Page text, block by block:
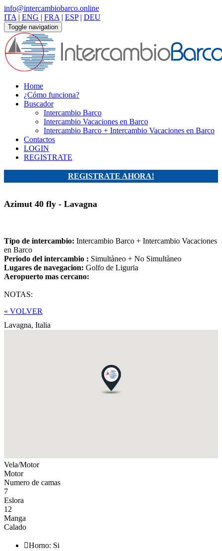
info@intercambiobarco.online
ITA | ENG | FRA | ESP| DEU
Toggle navigation
Home
¿Cómo funciona?
Buscador
Intercambio Barco
Intercambio Vacaciones en Barco
Intercambio Barco + Intercambio Vacaciones en Barco
Contactos
LOGIN
REGISTRATE
REGISTRATE AHORA!
Azimut 40 fly - Lavagna
Tipo de intercambio: Intercambio Barco + Intercambio Vacaciones
en Barco
Periodo del intercambio : Simultàneo + No Simultàneo
Lugares de navegacion: Golfo de Liguria
Aeropuerto mas cercano:
NOTAS:
« VOLVER
Lavagna, Italia
Vela/Motor
Motor
Numero de camas
7
Eslora
12
Manga
Calado
Horno: Si